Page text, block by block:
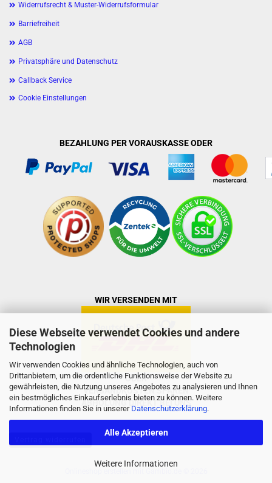
Diese Webseite verwendet Cookies und andere
Technologien
Wir verwenden Cookies und ähnliche Technologien, auch von
Drittanbietern, um die ordentliche Funktionsweise der Website zu
gewährleisten, die Nutzung unseres Angebotes zu analysieren und Ihnen
ein bestmögliches Einkaufserlebnis bieten zu können. Weitere
Informationen finden Sie in unserer Datenschutzerklärung.
Alle Akzeptieren
Weitere Informationen
Widerrufsrecht & Muster-Widerrufsformular
Barriefreiheit
AGB
Privatsphäre und Datenschutz
Callback Service
Cookie Einstellungen
BEZAHLUNG PER VORAUSKASSE ODER
WIR VERSENDEN MIT
ODER
VERSANDKOSTEN SPAREN
ABHOLUNG DIREKT BEI UNS